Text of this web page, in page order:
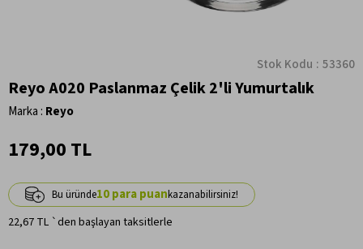
Stok Kodu 53360
Reyo A020 Paslanmaz Çelik 2'li Yumurtalık
Marka : Reyo
179,00 TL
10
22,67 TL `den başlayan taksitlerle